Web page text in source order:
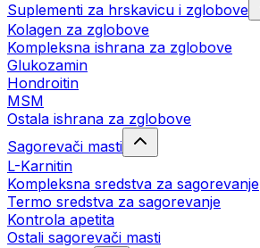
Suplementi za hrskavicu i zglobove
Kolagen za zglobove
Kompleksna ishrana za zglobove
Glukozamin
Hondroitin
MSM
Ostala ishrana za zglobove
Sagorevači masti
L-Karnitin
Kompleksna sredstva za sagorevanje
Termo sredstva za sagorevanje
Kontrola apetita
Ostali sagorevači masti